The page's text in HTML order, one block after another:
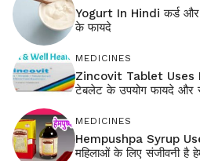
Yogurt In Hindi कर्ड और
के फायदे
MEDICINES
Zincovit Tablet Uses
टेबलेट के उपयोग फायदे और
MEDICINES
Hempushpa Syrup
महिलाओं के लिए संजीवनी है